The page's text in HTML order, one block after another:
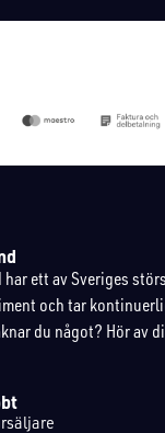
ett av Sveriges
och tar
du något? Hör av